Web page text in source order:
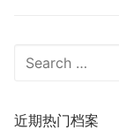
Search
近期热门档案